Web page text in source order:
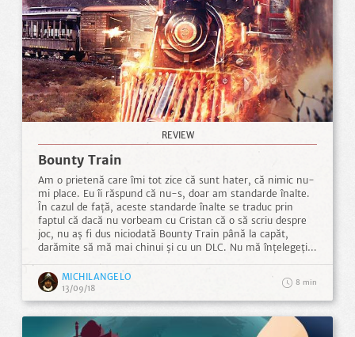
REVIEW
Bounty Train
Am o prietenă care îmi tot zice că sunt hater, că nimic nu-
mi place. Eu îi răspund că nu-s, doar am standarde înalte.
În cazul de față, aceste standarde înalte se traduc prin
faptul că dacă nu vorbeam cu Cristan că o să scriu despre
joc, nu aș fi dus niciodată Bounty Train până la capăt,
darămite să mă mai chinui și cu un DLC. Nu mă înțelegeți
probabil chiar bun. Însă pentru un titlu lansat în 2017, ce a
primit conținut suplimentar acum vreo 2 luni, oferta e
parcă prea săracă. ...
MICHILANGELO
13/09/18
8